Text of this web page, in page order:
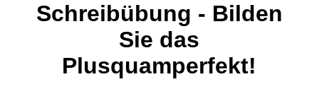
Schreibübung - Bilden
Sie das
Plusquamperfekt!